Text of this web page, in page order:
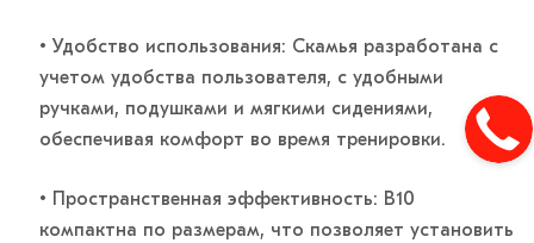
• Удобство использования: Скамья разработана с
учетом удобства пользователя, с удобными
ручками, подушками и мягкими сидениями,
обеспечивая комфорт во время тренировки.
• Пространственная эффективность: B10
компактна по размерам, что позволяет установить